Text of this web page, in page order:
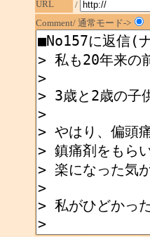
URL
/
Comment/ 通常モード->